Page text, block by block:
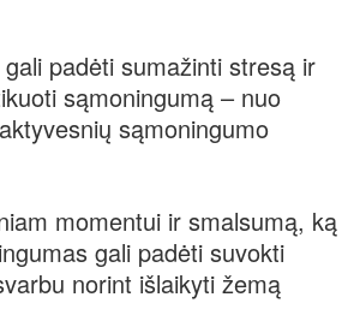
padėti sumažinti stresą ir
sąmoningumą – nuo
sąmoningumo
momentui ir smalsumą, ką
gali padėti suvokti
norint išlaikyti žemą